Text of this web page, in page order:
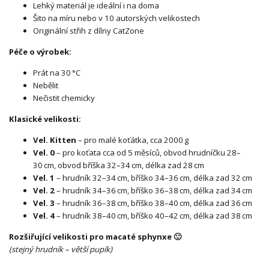
Lehký materiál je ideální i na doma
Šito na míru nebo v 10 autorských velikostech
Originální střih z dílny CatZone
Péče o výrobek:
Prát na 30 °C
Nebělit
Nečistit chemicky
Klasické velikosti:
Vel. Kitten – pro malé koťátka, cca 2000 g
Vel. 0– pro koťata cca od 5 měsíců, obvod hrudníčku 28–
30 cm, obvod bříška 32–34 cm, délka zad 28 cm
Vel. 1 – hrudník 32–34 cm, bříško 34–36 cm, délka zad 32 cm
Vel. 2– hrudník 34–36 cm, bříško 36–38 cm, délka zad 34 cm
Vel. 3 – hrudník 36–38 cm, bříško 38–40 cm, délka zad 36 cm
Vel. 4– hrudník 38–40 cm, bříško 40–42 cm, délka zad 38 cm
Rozšiřující velikosti pro macaté sphynxe 🙂
(stejný hrudník – větší pupík)